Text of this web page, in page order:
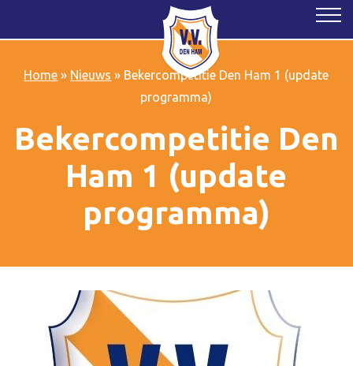
Home » Nieuws » Bekercompetitie Den Ham 1 (update
programma)
Bekercompetitie Den
Ham 1 (update
programma)